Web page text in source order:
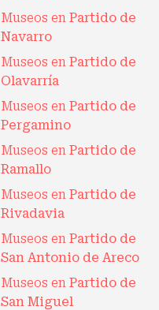
Museos en Partido de
Navarro
Museos en Partido de
Olavarría
Museos en Partido de
Pergamino
Museos en Partido de
Ramallo
Museos en Partido de
Rivadavia
Museos en Partido de
San Antonio de Areco
Museos en Partido de
San Miguel